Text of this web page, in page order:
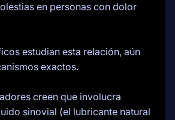
en personas con dolor
estudian esta relación, aún
exactos.
creen que involucra
sinovial (el lubricante natural